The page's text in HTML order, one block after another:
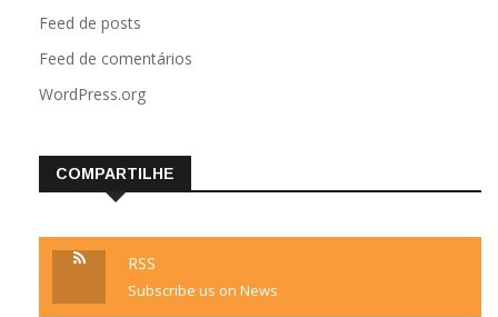
Feed de posts
Feed de comentários
WordPress.org
COMPARTILHE
RSS
Subscribe us on News